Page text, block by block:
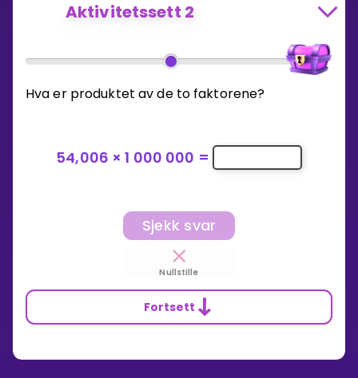
Aktivitetssett 2
Hva er produktet av de to faktorene?
54,006 ×1 000 000 =
Sjekk svar
Nullstille
Fortsett